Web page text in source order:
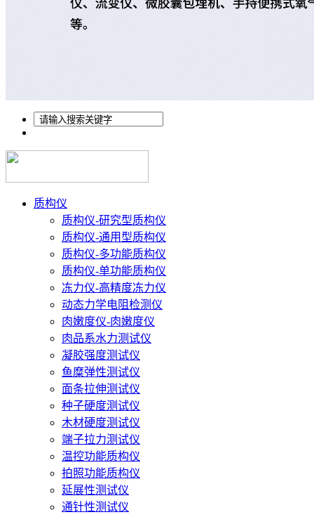
质构仪
质构仪-研究型质构仪
质构仪-通用型质构仪
质构仪-多功能质构仪
质构仪-单功能质构仪
冻力仪-高精度冻力仪
动态力学电阻检测仪
肉嫩度仪-肉嫩度仪
肉品系水力测试仪
凝胶强度测试仪
鱼糜弹性测试仪
面条拉伸测试仪
种子硬度测试仪
木材硬度测试仪
端子拉力测试仪
温控功能质构仪
拍照功能质构仪
延展性测试仪
通针性测试仪